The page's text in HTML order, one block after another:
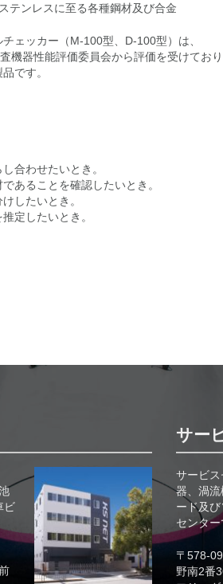
テンレスに至る各種鋼材及び合金
ェッカー（M-100型、D-100型）は、
機器性能評価委員会から評価を受けており
です。
合わせたいとき。
あることを確認したいとき。
したいとき。
定したいとき。
ビ
サー
サービ
器、渦
ード及
センター
〒578-
野南2番